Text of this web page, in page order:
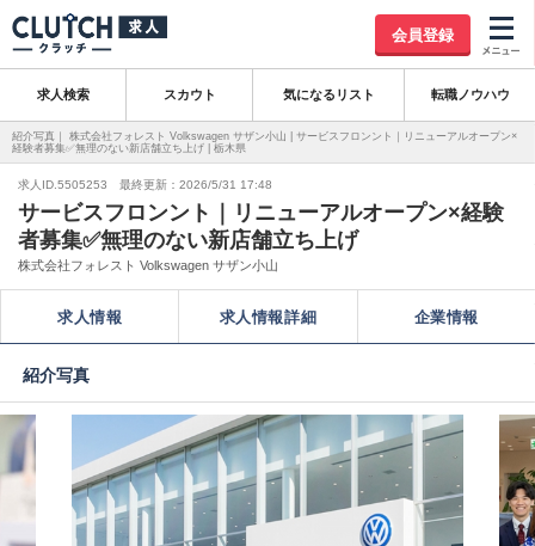
会員登録
求人検索 スカウト 気になるリスト 転職ノウハウ
紹介写真｜ 株式会社フォレスト Volkswagen サザン小山 | サービスフロンント｜リニューアルオープン×
経験者募集✅無理のない新店舗立ち上げ | 栃木県
求人ID.5505253 最終更新：2026/5/31 17:48
サービスフロンント｜リニューアルオープン×経験
者募集✅無理のない新店舗立ち上げ
株式会社フォレスト Volkswagen サザン小山
求人情報 求人情報詳細 企業情報
紹介写真